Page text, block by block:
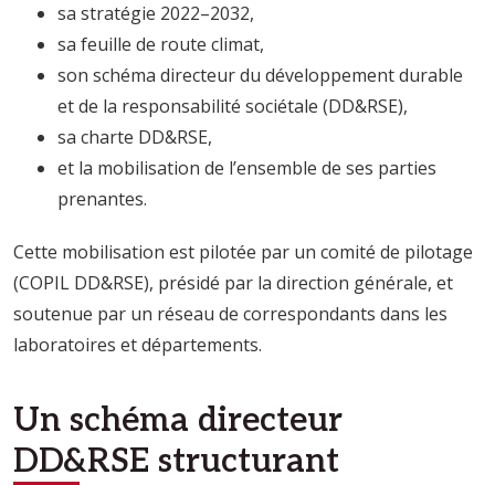
sa stratégie 2022–2032,
sa feuille de route climat,
son schéma directeur du développement durable
et de la responsabilité sociétale (DD&RSE),
sa charte DD&RSE,
et la mobilisation de l’ensemble de ses parties
prenantes.
Cette mobilisation est pilotée par un comité de pilotage
(COPIL DD&RSE), présidé par la direction générale, et
soutenue par un réseau de correspondants dans les
laboratoires et départements.
Un schéma directeur
DD&RSE structurant